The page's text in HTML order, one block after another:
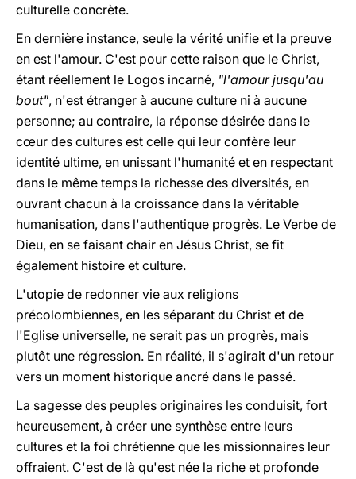
culturelle concrète.
En dernière instance, seule la vérité unifie et la preuve
en est l'amour. C'est pour cette raison que le Christ,
étant réellement le Logos incarné, "l'amour jusqu'au
bout", n'est étranger à aucune culture ni à aucune
personne; au contraire, la réponse désirée dans le
cœur des cultures est celle qui leur confère leur
identité ultime, en unissant l'humanité et en respectant
dans le même temps la richesse des diversités, en
ouvrant chacun à la croissance dans la véritable
humanisation, dans l'authentique progrès. Le Verbe de
Dieu, en se faisant chair en Jésus Christ, se fit
également histoire et culture.
L'utopie de redonner vie aux religions
précolombiennes, en les séparant du Christ et de
l'Eglise universelle, ne serait pas un progrès, mais
plutôt une régression. En réalité, il s'agirait d'un retour
vers un moment historique ancré dans le passé.
La sagesse des peuples originaires les conduisit, fort
heureusement, à créer une synthèse entre leurs
cultures et la foi chrétienne que les missionnaires leur
offraient. C'est de là qu'est née la riche et profonde